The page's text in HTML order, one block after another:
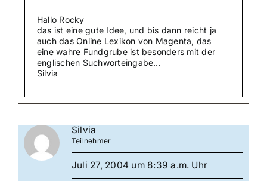
Hallo Rocky
das ist eine gute Idee, und bis dann reicht ja
auch das Online Lexikon von Magenta, das
eine wahre Fundgrube ist besonders mit der
englischen Suchworteingabe…
Silvia
Silvia
Teilnehmer
Juli 27, 2004 um 8:39 a.m. Uhr